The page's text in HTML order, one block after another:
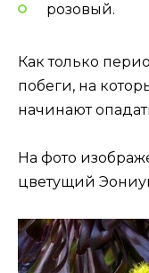
розовый.
Как только
побеги, на
начинают
На фото
цветущий